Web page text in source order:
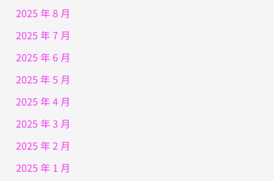
2025 年 8 月
2025 年 7 月
2025 年 6 月
2025 年 5 月
2025 年 4 月
2025 年 3 月
2025 年 2 月
2025 年 1 月